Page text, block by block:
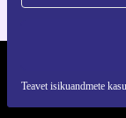
Teavet isikuandmete